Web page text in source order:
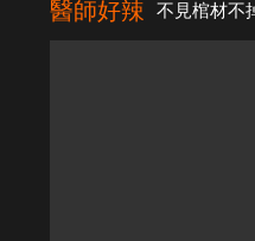
醫師好辣 不見棺材不